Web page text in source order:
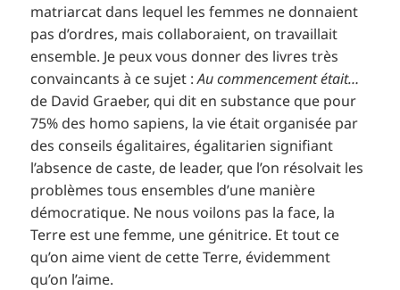
matriarcat dans lequel les femmes ne donnaient
pas d’ordres, mais collaboraient, on travaillait
ensemble. Je peux vous donner des livres très
convaincants à ce sujet :Au commencement était…
de David Graeber, qui dit en substance que pour
75% des homo sapiens, la vie était organisée par
des conseils égalitaires, égalitarien signifiant
l’absence de caste, de leader, que l’on résolvait les
problèmes tous ensembles d’une manière
démocratique. Ne nous voilons pas la face, la
Terre est une femme, une génitrice. Et tout ce
qu’on aime vient de cette Terre, évidemment
qu’on l’aime.